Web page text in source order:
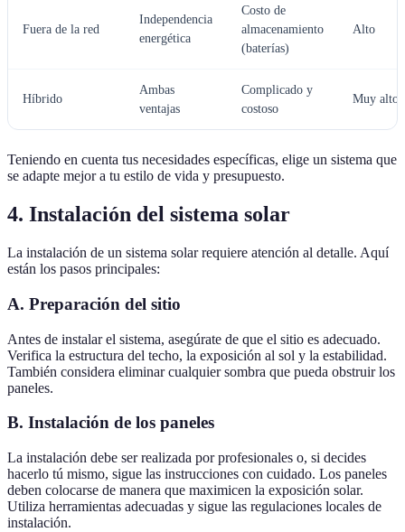
Fuera de la red
Independencia
energética
Costo de
almacenamiento
(baterías)
Alto
Híbrido
Ambas
ventajas
Complicado y
costoso
Muy alto
Teniendo en cuenta tus necesidades específicas, elige un sistema que
se adapte mejor a tu estilo de vida y presupuesto.
4. Instalación del sistema solar
La instalación de un sistema solar requiere atención al detalle. Aquí
están los pasos principales:
A. Preparación del sitio
Antes de instalar el sistema, asegúrate de que el sitio es adecuado.
Verifica la estructura del techo, la exposición al sol y la estabilidad.
También considera eliminar cualquier sombra que pueda obstruir los
paneles.
B. Instalación de los paneles
La instalación debe ser realizada por profesionales o, si decides
hacerlo tú mismo, sigue las instrucciones con cuidado. Los paneles
deben colocarse de manera que maximicen la exposición solar.
Utiliza herramientas adecuadas y sigue las regulaciones locales de
instalación.